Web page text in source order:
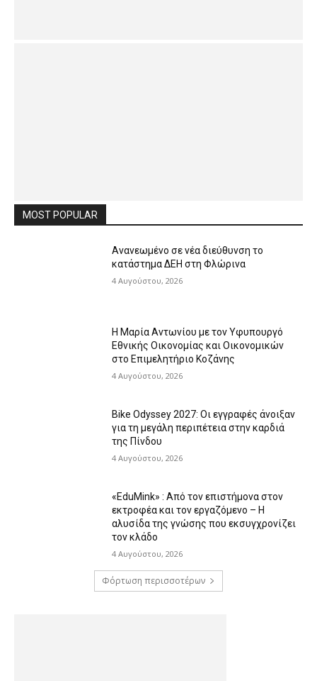
MOST POPULAR
Ανανεωμένο σε νέα διεύθυνση το
κατάστημα ΔΕΗ στη Φλώρινα
4 Αυγούστου, 2026
Η Μαρία Αντωνίου με τον Υφυπουργό
Εθνικής Οικονομίας και Οικονομικών
στο Επιμελητήριο Κοζάνης
4 Αυγούστου, 2026
Bike Odyssey 2027: Οι εγγραφές άνοιξαν
για τη μεγάλη περιπέτεια στην καρδιά
της Πίνδου
4 Αυγούστου, 2026
«EduMink» : Από τον επιστήμονα στον
εκτροφέα και τον εργαζόμενο – Η
αλυσίδα της γνώσης που εκσυγχρονίζει
τον κλάδο
4 Αυγούστου, 2026
Φόρτωση περισσοτέρων